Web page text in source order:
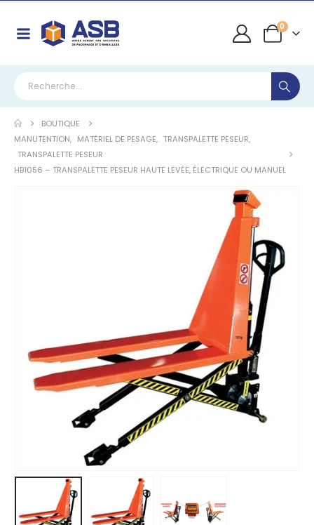
0
BOUTIQUE
MANUTENTION, MATÉRIEL DE PESAGE, TRANSPALETTE PESEUR,
TRANSPALETTE PESEUR
HB1056 – TRANSPALETTE PESEUR HAUTE LEVÉE, ÉLECTRIQUE OU MANUEL